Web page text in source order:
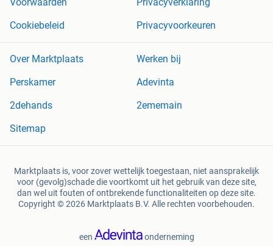
Voorwaarden
Privacyverklaring
Cookiebeleid
Privacyvoorkeuren
Over Marktplaats
Werken bij
Perskamer
Adevinta
2dehands
2ememain
Sitemap
Marktplaats is, voor zover wettelijk toegestaan, niet aansprakelijk
voor (gevolg)schade die voortkomt uit het gebruik van deze site,
dan wel uit fouten of ontbrekende functionaliteiten op deze site.
Copyright © 2026 Marktplaats B.V. Alle rechten voorbehouden.
een onderneming